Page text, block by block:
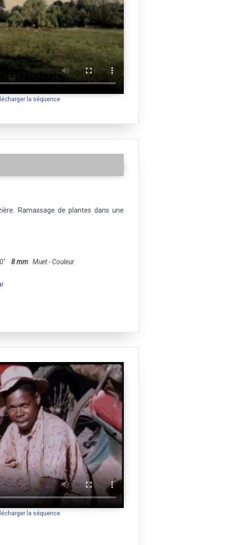
la séquence
Ramassage de plantes dans une
8 mm Muet - Couleur
la séquence